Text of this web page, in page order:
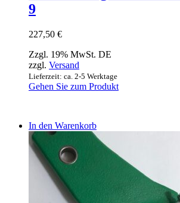
9
227,50 €
Zzgl. 19% MwSt. DE
zzgl. Versand
Lieferzeit: ca. 2-5 Werktage
Gehen Sie zum Produkt
In den Warenkorb